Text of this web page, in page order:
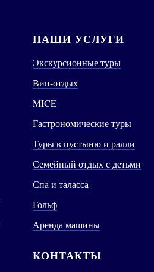
НАШИ УСЛУГИ
Экскурсионные туры
Вип-отдых
MICE
Гастрономические туры
Туры в пустыню и ралли
Семейный отдых с детьми
Спа и таласса
Гольф
Аренда машины
КОНТАКТЫ